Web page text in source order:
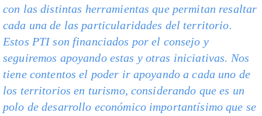
con las distintas herramientas que permitan resaltar
cada una de las particularidades del territorio.
Estos PTI son financiados por el consejo y
seguiremos apoyando estas y otras iniciativas. Nos
tiene contentos el poder ir apoyando a cada uno de
los territorios en turismo, considerando que es un
polo de desarrollo económico importantísimo que se